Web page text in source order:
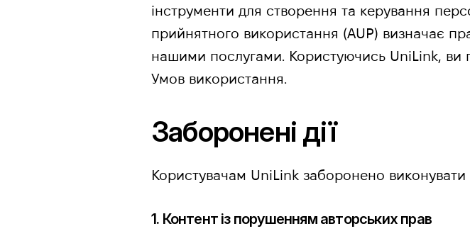
інструменти для створення та керування
прийнятного використання (AUP) визначає
нашими послугами. Користуючись UniLink, ви
Умов використання.
Заборонені дії
Користувачам UniLink заборонено виконувати
1. Контент із порушенням авторських прав